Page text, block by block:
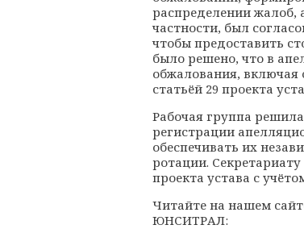
распределении жалоб,
частности, был
чтобы предоставить
было решено, что в
обжалования, включая
статьёй 29 проекта
Рабочая группа
регистрации
обеспечивать их
ротации.
проекта устава с
Читайте на нашем
ЮНСИТРАЛ: